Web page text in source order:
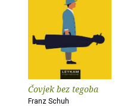
Čovjek bez tegoba
Franz Schuh